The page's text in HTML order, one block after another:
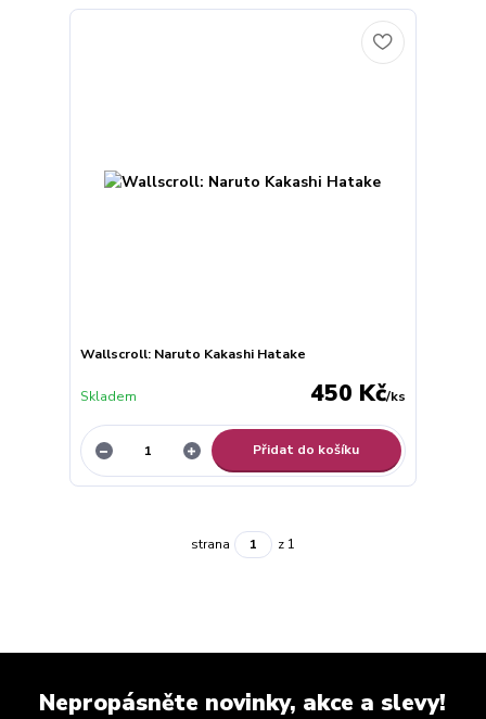
Wallscroll: Naruto Kakashi Hatake
450 Kč/ks
Skladem
Přidat do košíku
strana z 1
Nepropásněte novinky, akce a slevy!